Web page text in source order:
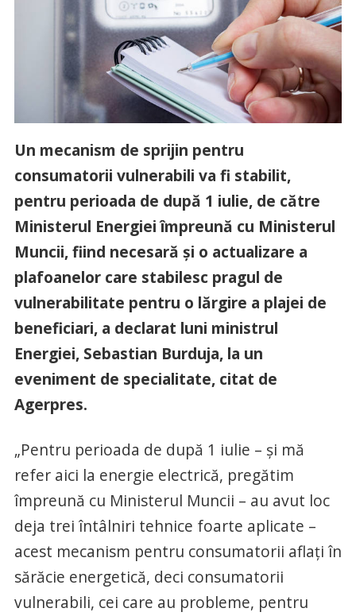
Un mecanism de sprijin pentru
consumatorii vulnerabili va fi stabilit,
pentru perioada de după 1 iulie, de către
Ministerul Energiei împreună cu Ministerul
Muncii, fiind necesară şi o actualizare a
plafoanelor care stabilesc pragul de
vulnerabilitate pentru o lărgire a plajei de
beneficiari, a declarat luni ministrul
Energiei, Sebastian Burduja, la un
eveniment de specialitate, citat de
Agerpres.
„Pentru perioada de după 1 iulie – şi mă
refer aici la energie electrică, pregătim
împreună cu Ministerul Muncii – au avut loc
deja trei întâlniri tehnice foarte aplicate –
acest mecanism pentru consumatorii aflaţi în
sărăcie energetică, deci consumatorii
vulnerabili, cei care au probleme, pentru